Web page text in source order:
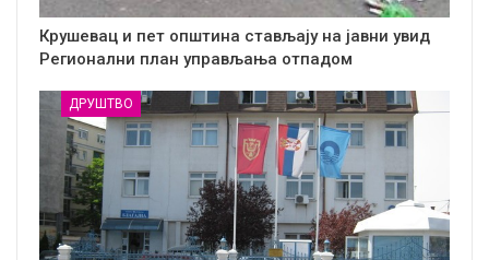
Крушевац и пет општина стављају на јавни увид
Регионални план управљања отпадом
ДРУШТВО